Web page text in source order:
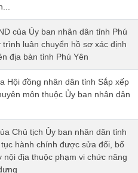
của Ủy ban nhân dân tỉnh Phú
luân chuyển hồ sơ xác định
địa bàn tỉnh Phú Yên
Hội đồng nhân dân tỉnh Sắp xếp
môn thuộc Ủy ban nhân dân
Chủ tịch Ủy ban nhân dân tỉnh
hành chính được sửa đổi, bổ
địa thuộc phạm vi chức năng